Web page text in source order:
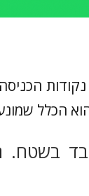
הכלל
בשטח.